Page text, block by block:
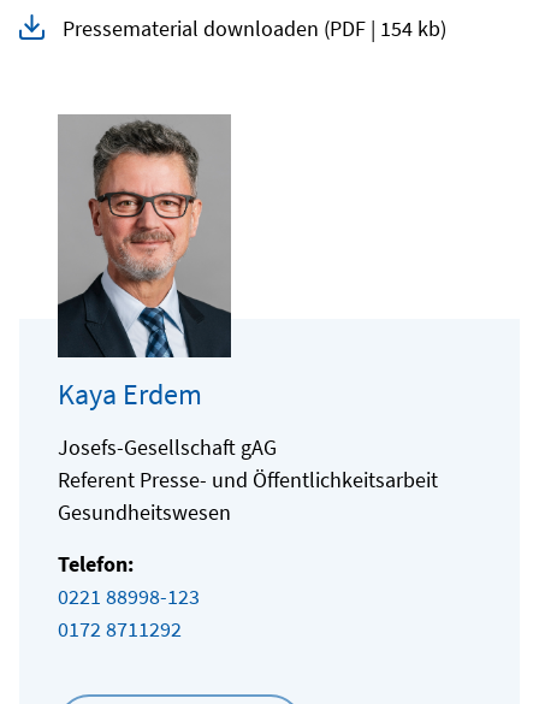
Kaya Erdem
Josefs-Gesellschaft gAG
Referent Presse- und Öffentlichkeitsarbeit
Gesundheitswesen
Telefon:
0221 88998-123
0172 8711292
Pressematerial downloaden (PDF | 154 kb)